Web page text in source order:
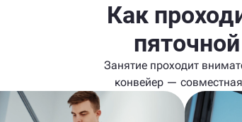
Как
Занятие проходит
конвейер —